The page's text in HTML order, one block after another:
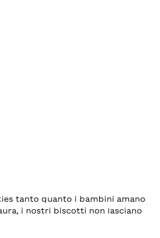
tanto quanto i bambini amano
i nostri biscotti non lasciano